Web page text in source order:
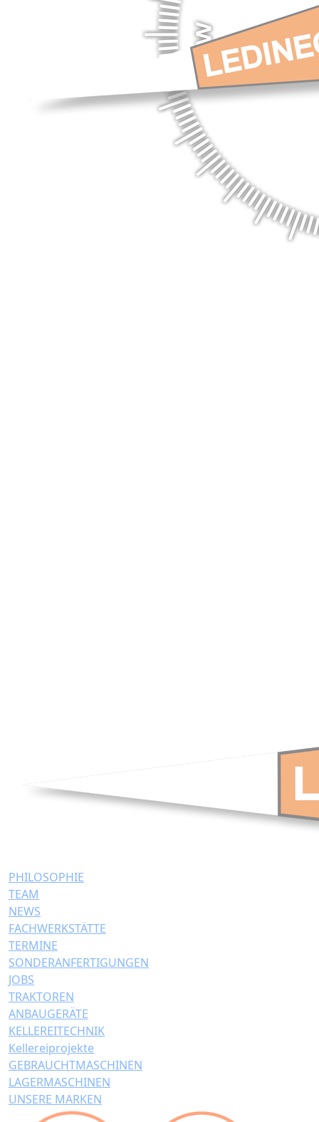
PHILOSOPHIE
TEAM
NEWS
FACHWERKSTÄTTE
TERMINE
SONDERANFERTIGUNGEN
JOBS
TRAKTOREN
ANBAUGERÄTE
KELLEREITECHNIK
Kellereiprojekte
GEBRAUCHTMASCHINEN
LAGERMASCHINEN
UNSERE MARKEN